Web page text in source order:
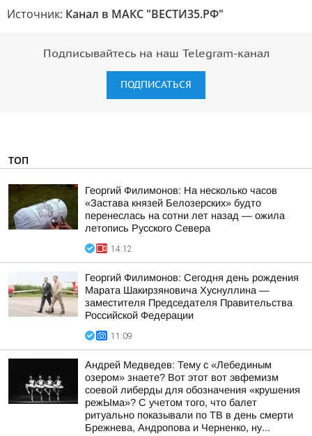
Источник: Канал в МАКС "ВЕСТИ35.РФ"
Подписывайтесь на наш Telegram-канал
ПОДПИСАТЬСЯ
ТОП
Георгий Филимонов: На несколько часов
«Застава князей Белозерских» будто
перенеслась на сотни лет назад — ожила
летопись Русского Севера
14:12
Георгий Филимонов: Сегодня день рождения
Марата Шакирзяновича Хуснуллина —
заместителя Председателя Правительства
Российской Федерации
11:09
Андрей Медведев: Тему с «Лебединым
озером» знаете? Вот этот вот эвфемизм
соевой либерды для обозначения «крушения
режЫма»? С учетом того, что балет
ритуально показывали по ТВ в день смерти
Брежнева, Андропова и Черненко, ну...